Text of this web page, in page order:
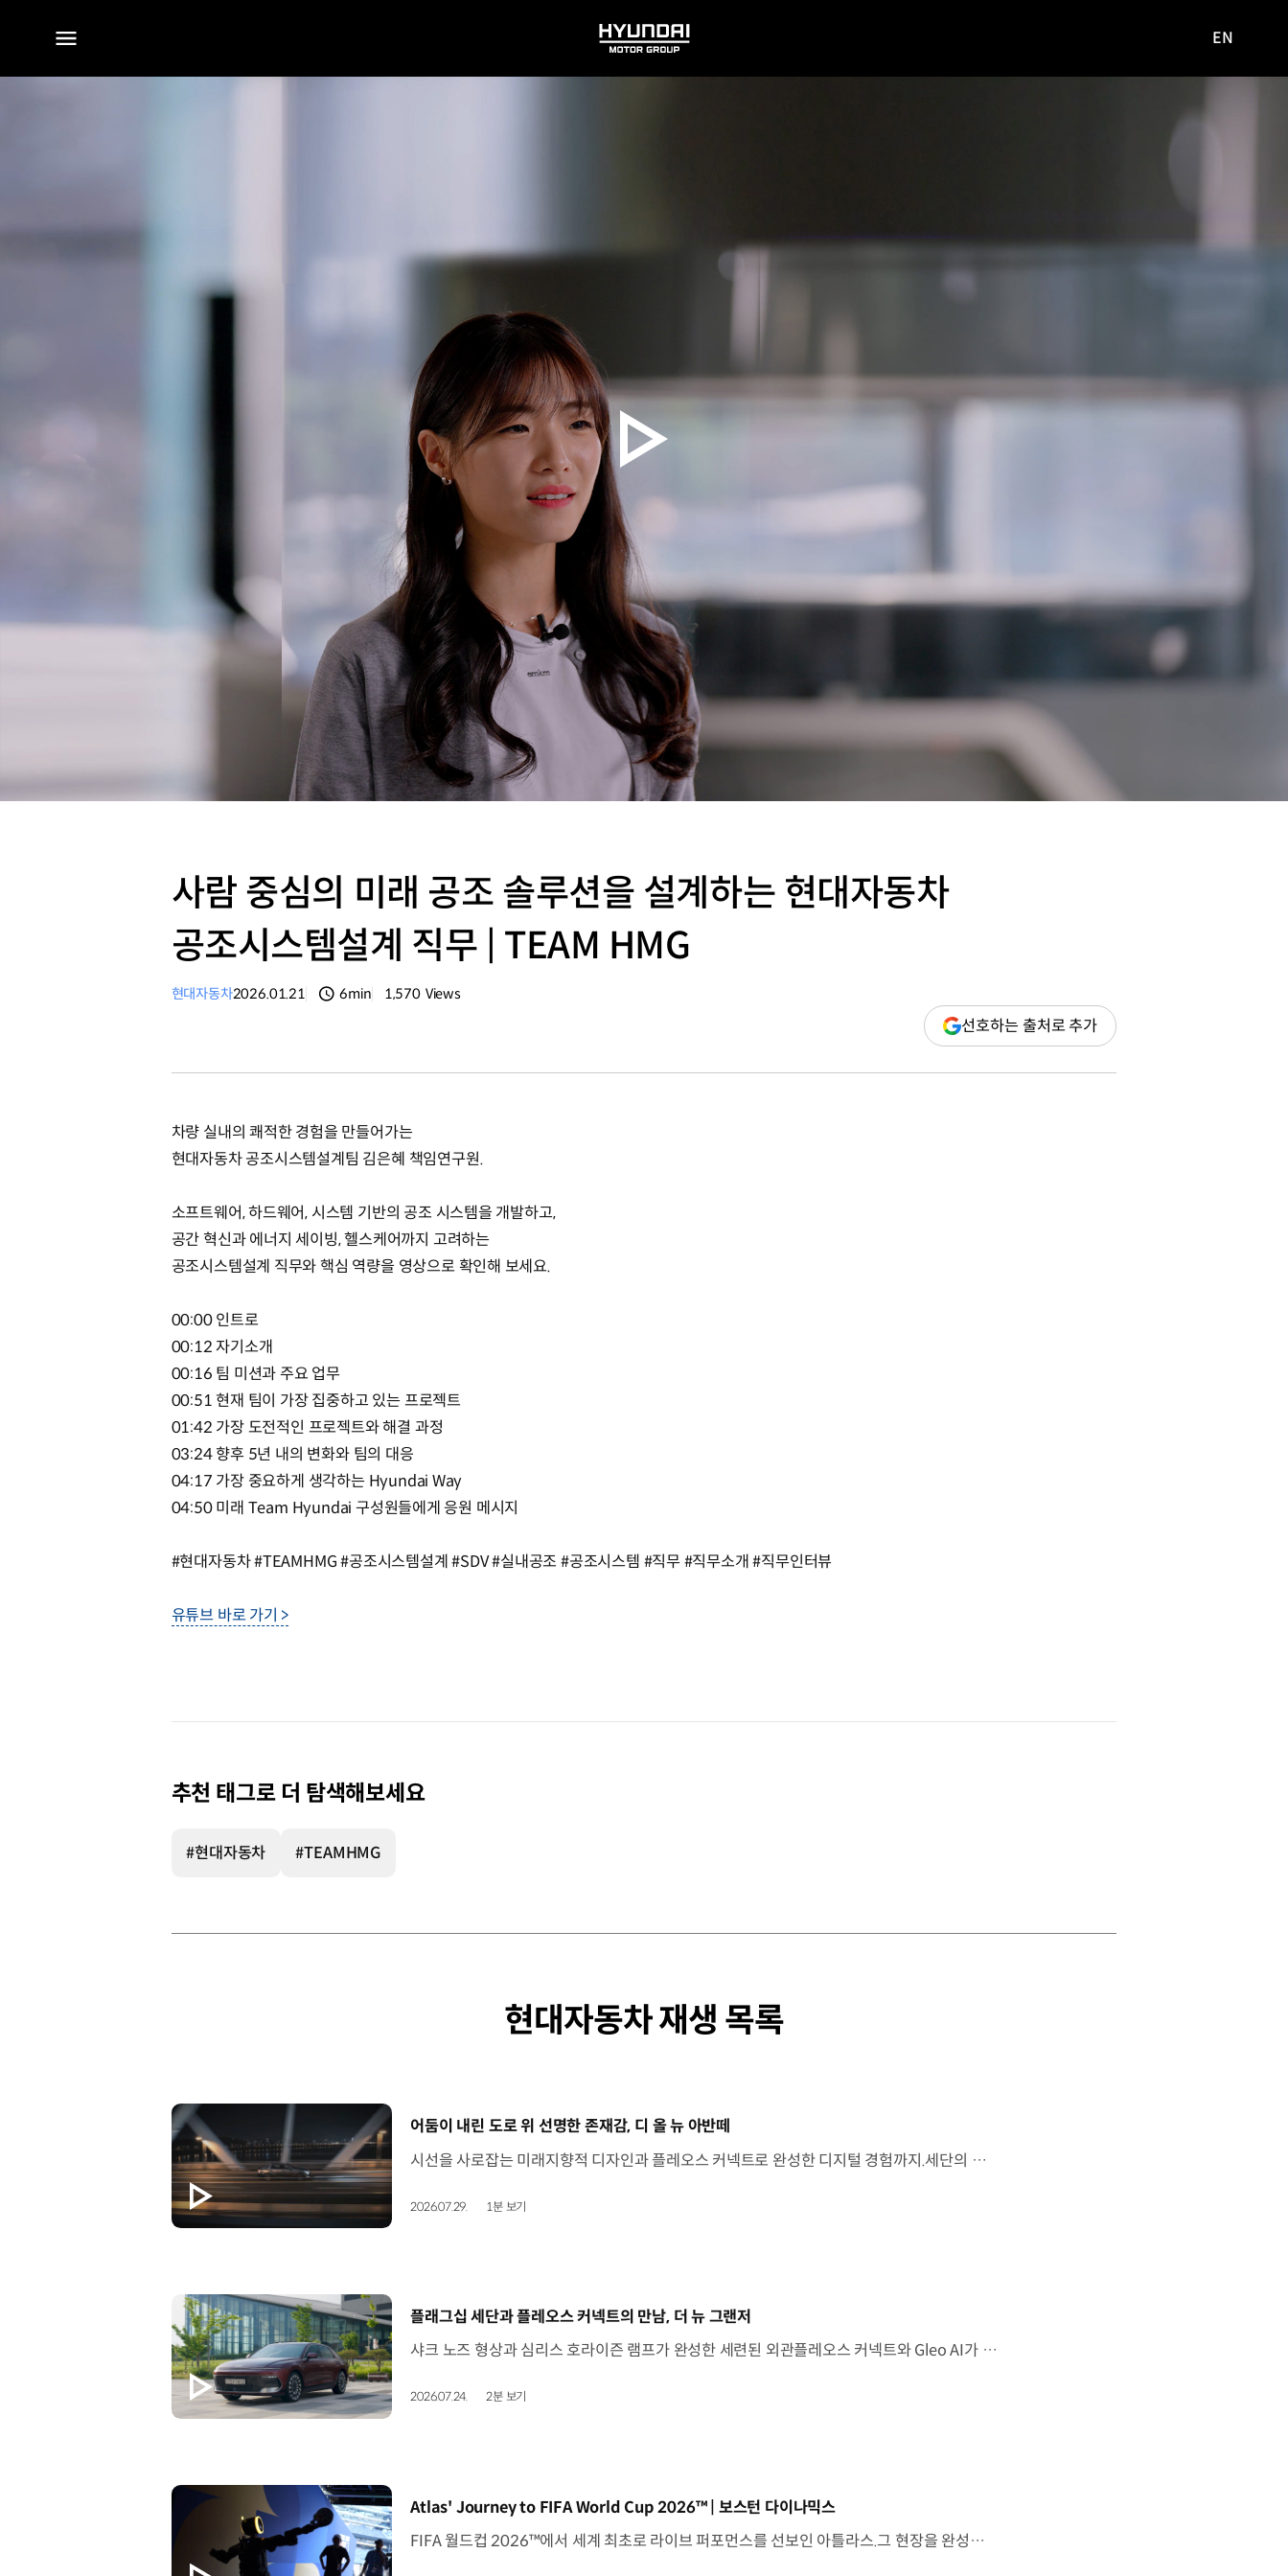
전체
HYUNDAI
MOTOR
사이트로
EN
사람 중심의 미래 공조 솔루션을 설계하는 현대자동차
공조시스템설계 직무 | TEAM HMG
현대자동차2026.01.21 6min 1,570 Views
선호하는 출처로 추가(새
창
열림)
차량 실내의 쾌적한 경험을 만들어가는
현대자동차 공조시스템설계팀 김은혜 책임연구원.
소프트웨어, 하드웨어, 시스템 기반의 공조 시스템을 개발하고,
공간 혁신과 에너지 세이빙, 헬스케어까지 고려하는
공조시스템설계 직무와 핵심 역량을 영상으로 확인해 보세요.
00:00 인트로
00:12 자기소개
00:16 팀 미션과 주요 업무
00:51 현재 팀이 가장 집중하고 있는 프로젝트
01:42 가장 도전적인 프로젝트와 해결 과정
03:24 향후 5년 내의 변화와 팀의 대응
04:17 가장 중요하게 생각하는 Hyundai Way
04:50 미래 Team Hyundai 구성원들에게 응원 메시지
#현대자동차 #TEAMHMG #공조시스템설계 #SDV #실내공조 #공조시스템 #직무 #직무소개 #직무인터뷰
유튜브 바로 가기 >
추천 태그로 더 탐색해보세요
#현대자동차 #TEAMHMG
현대자동차 재생 목록
[동영상]
어둠이 내린 도로 위 선명한 존재감, 디 올 뉴 아반떼
시선을 사로잡는 미래지향적 디자인과 플레오스 커넥트로 완성한 디지털 경험까지.세단의 새로운 기준을 제시하는 디 올 뉴 아반떼를 만나보세요. *본 영상은 AI를 활용해 제작했습니다. #현대자동차 #디올뉴아반떼 #아반떼 #플레오스커넥트 #글레오AI 유튜브 쇼츠 보기
2026.07.29. 1분 보기
[동영상]
플래그십 세단과 플레오스 커넥트의 만남, 더 뉴 그랜저
샤크 노즈 형상과 심리스 호라이즌 램프가 완성한 세련된 외관플레오스 커넥트와 Gleo AI가 만드는 스마트한 운전 경험까지. 새롭게 진화한 더 뉴 그랜저를 영상으로 만나보세요. #현대자동차 #더뉴그랜저 #플레오스커넥트 #그랜저 #플래그십세단 #TheNewGrandeur #PleosConnect
2026.07.24. 2분 보기
[동영상]
Atlas' Journey to FIFA World Cup 2026™ | 보스턴 다이나믹스
FIFA 월드컵 2026™에서 세계 최초로 라이브 퍼포먼스를 선보인 아틀라스.그 현장을 완성한 시니어 프로그램 매니저 세스 데이비스(Seth Davis)가 전하는 퍼포먼스의 비하인드 스토리를 만나보세요. 인터뷰 전문 보기 ▶ 자세히 보기 ▶ #현대자동차 #보스턴다이나믹스 #아틀라스 #로보틱스 #BostonDynamics #Atlas #Robotics #NextStartsNow